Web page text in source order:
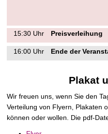
15:30 Uhr Preisverleihung
16:00 Uhr Ende der
Plakat
Wir freuen uns, wenn Sie den
Verteilung von Flyern, Plakaten
können oder wollen. Die pdf-